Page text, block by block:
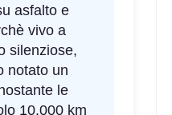
A
asfalto e
vivo a
silenziose,
notato un
le
10.000 km